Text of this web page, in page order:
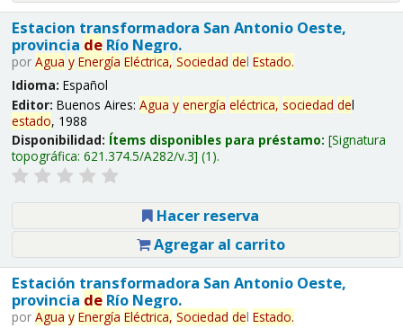
Estacion transformadora San Antonio Oeste,
provincia deRío Negro.
por Agua y Energía Eléctrica, Sociedad del Estado.
Idioma: Español
Editor: Buenos Aires: Agua y energía eléctrica, sociedad del
estado, 1988
Disponibilidad: Ítems disponibles para préstamo: Signatura
topográfica: 621.374.5/A282/v.3 (1).
Hacer reserva
Agregar al carrito
Estación transformadora San Antonio Oeste,
provincia deRío Negro.
por Agua y Energía Eléctrica, Sociedad del Estado.